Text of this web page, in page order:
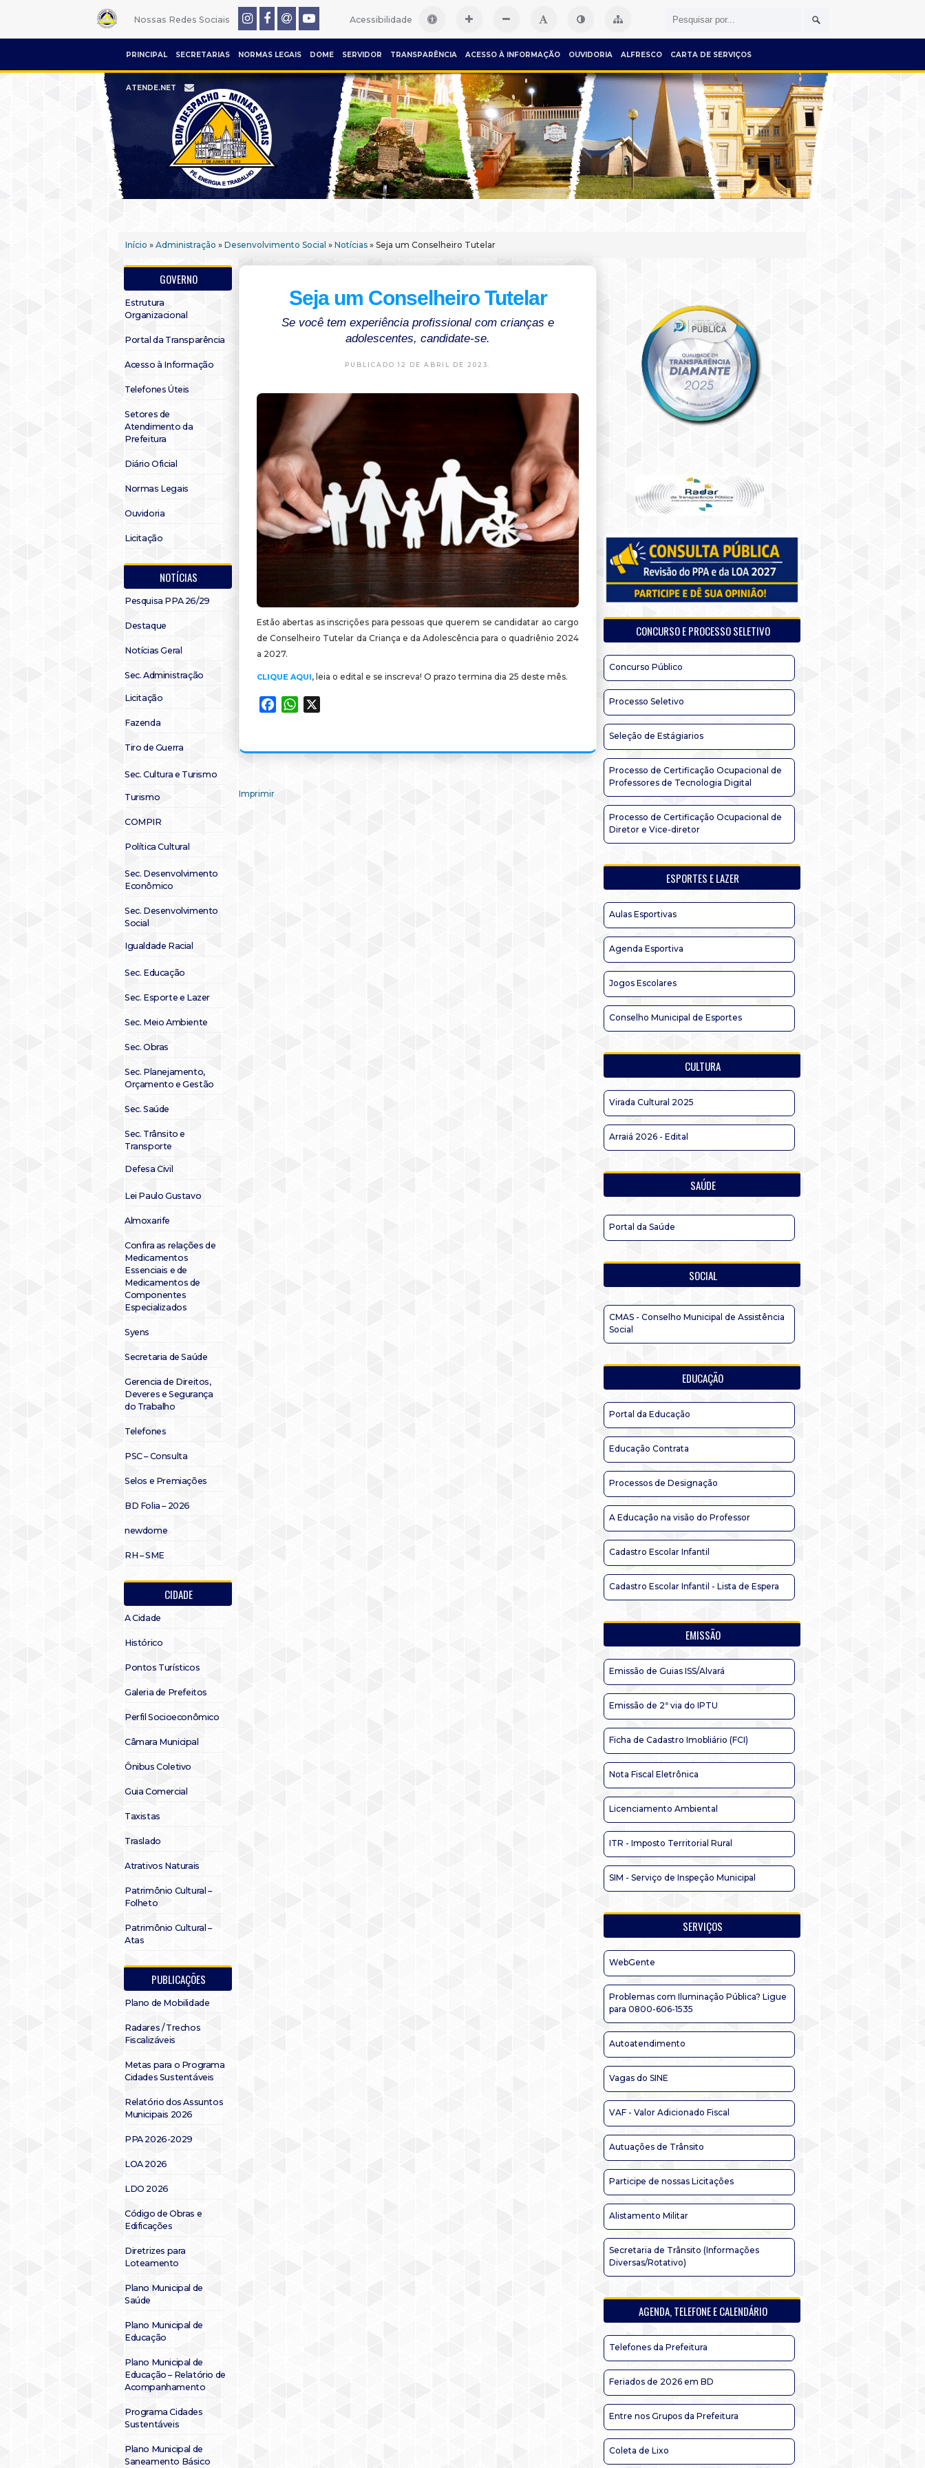
Nossas Redes Sociais Acessibilidade
PRINCIPAL SECRETARIAS NORMAS LEGAIS DOME SERVIDOR TRANSPARÊNCIA ACESSO À INFORMAÇÃO OUVIDORIA ALFRESCO CARTA DE SERVIÇOS
ATENDE.NET
Início » Administração » Desenvolvimento Social » Notícias » Seja um Conselheiro Tutelar
GOVERNO
Estrutura
Organizacional
Portal da Transparência
Acesso à Informação
Telefones Úteis
Setores de
Atendimento da
Prefeitura
Diário Oficial
Normas Legais
Ouvidoria
Licitação
NOTÍCIAS
Pesquisa PPA 26/29
Destaque
Notícias Geral
Sec. Administração
Licitação
Fazenda
Tiro de Guerra
Sec. Cultura e Turismo
Turismo
COMPIR
Política Cultural
Sec. Desenvolvimento
Econômico
Sec. Desenvolvimento
Social
Igualdade Racial
Sec. Educação
Sec. Esporte e Lazer
Sec. Meio Ambiente
Sec. Obras
Sec. Planejamento,
Orçamento e Gestão
Sec. Saúde
Sec. Trânsito e
Transporte
Defesa Civil
Lei Paulo Gustavo
Almoxarife
Confira as relações de
Medicamentos
Essenciais e de
Medicamentos de
Componentes
Especializados
Syens
Secretaria de Saúde
Gerencia de Direitos,
Deveres e Segurança
do Trabalho
Telefones
PSC – Consulta
Selos e Premiações
BD Folia – 2026
newdome
RH – SME
CIDADE
A Cidade
Histórico
Pontos Turísticos
Galeria de Prefeitos
Perfil Socioeconômico
Câmara Municipal
Ônibus Coletivo
Guia Comercial
Taxistas
Traslado
Atrativos Naturais
Patrimônio Cultural –
Folheto
Patrimônio Cultural –
Atas
PUBLICAÇÕES
Plano de Mobilidade
Radares / Trechos
Fiscalizáveis
Metas para o Programa
Cidades Sustentáveis
Relatório dos Assuntos
Municipais 2026
PPA 2026-2029
LOA 2026
LDO 2026
Código de Obras e
Edificações
Diretrizes para
Loteamento
Plano Municipal de
Saúde
Plano Municipal de
Educação
Plano Municipal de
Educação – Relatório de
Acompanhamento
Programa Cidades
Sustentáveis
Plano Municipal de
Saneamento Básico
Seja um Conselheiro Tutelar
Se você tem experiência profissional com crianças e
adolescentes, candidate-se.
PUBLICADO 12 DE ABRIL DE 2023.
Estão abertas as inscrições para pessoas que querem se candidatar ao cargo
de Conselheiro Tutelar da Criança e da Adolescência para o quadriênio 2024
a 2027.
CLIQUE AQUI, leia o edital e se inscreva! O prazo termina dia 25 deste mês.
FacebookWhatsApp
Imprimir
CONCURSO E PROCESSO SELETIVO
Concurso Público
Processo Seletivo
Seleção de Estágiarios
Processo de Certificação Ocupacional de
Professores de Tecnologia Digital
Processo de Certificação Ocupacional de
Diretor e Vice-diretor
ESPORTES E LAZER
Aulas Esportivas
Agenda Esportiva
Jogos Escolares
Conselho Municipal de Esportes
CULTURA
Virada Cultural 2025
Arraiá 2026 - Edital
SAÚDE
Portal da Saúde
SOCIAL
CMAS - Conselho Municipal de Assistência
Social
EDUCAÇÃO
Portal da Educação
Educação Contrata
Processos de Designação
A Educação na visão do Professor
Cadastro Escolar Infantil
Cadastro Escolar Infantil - Lista de Espera
EMISSÃO
Emissão de Guias ISS/Alvará
Emissão de 2ª via do IPTU
Ficha de Cadastro Imobliário (FCI)
Nota Fiscal Eletrônica
Licenciamento Ambiental
ITR - Imposto Territorial Rural
SIM - Serviço de Inspeção Municipal
SERVIÇOS
WebGente
Problemas com Iluminação Pública? Ligue
para 0800-606-1535
Autoatendimento
Vagas do SINE
VAF - Valor Adicionado Fiscal
Autuações de Trânsito
Participe de nossas Licitações
Alistamento Militar
Secretaria de Trânsito (Informações
Diversas/Rotativo)
AGENDA, TELEFONE E CALENDÁRIO
Telefones da Prefeitura
Feriados de 2026 em BD
Entre nos Grupos da Prefeitura
Coleta de Lixo